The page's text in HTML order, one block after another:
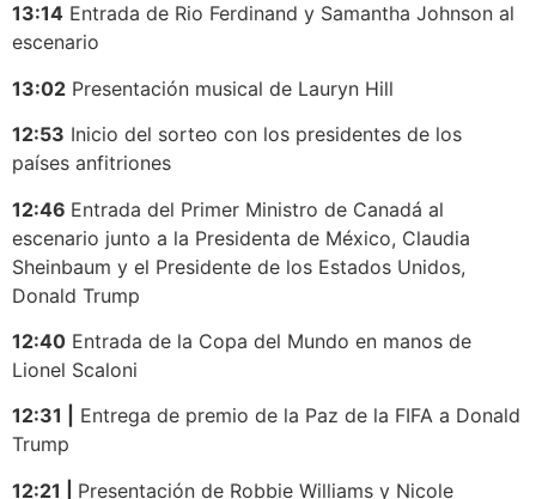
13:14 Entrada de Rio Ferdinand y Samantha Johnson al
escenario
13:02 Presentación musical de Lauryn Hill
12:53 Inicio del sorteo con los presidentes de los
países anfitriones
12:46 Entrada del Primer Ministro de Canadá al
escenario junto a la Presidenta de México, Claudia
Sheinbaum y el Presidente de los Estados Unidos,
Donald Trump
12:40 Entrada de la Copa del Mundo en manos de
Lionel Scaloni
12:31 |
Entrega de premio de la Paz de la FIFA a Donald
Trump
12:21 | Presentación de Robbie Williams y Nicole